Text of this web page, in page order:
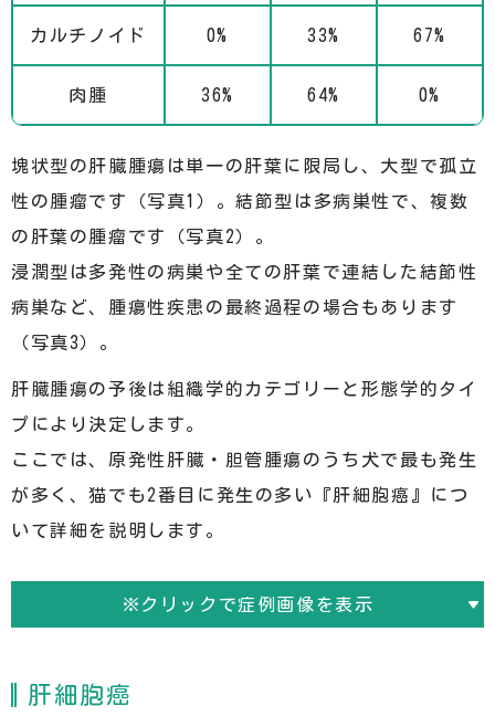
カルチノイド 0% 33% 67%
肉腫 36% 64% 0%
塊状型の肝臓腫瘍は単一の肝葉に限局し、大型で孤立
性の腫瘤です（写真1）。結節型は多病巣性で、複数
の肝葉の腫瘤です（写真2）。
浸潤型は多発性の病巣や全ての肝葉で連結した結節性
病巣など、腫瘍性疾患の最終過程の場合もあります
（写真3）。
肝臓腫瘍の予後は組織学的カテゴリーと形態学的タイ
プにより決定します。
ここでは、原発性肝臓・胆管腫瘍のうち犬で最も発生
が多く、猫でも2番目に発生の多い『肝細胞癌』につ
いて詳細を説明します。
※クリックで症例画像を表示
肝細胞癌